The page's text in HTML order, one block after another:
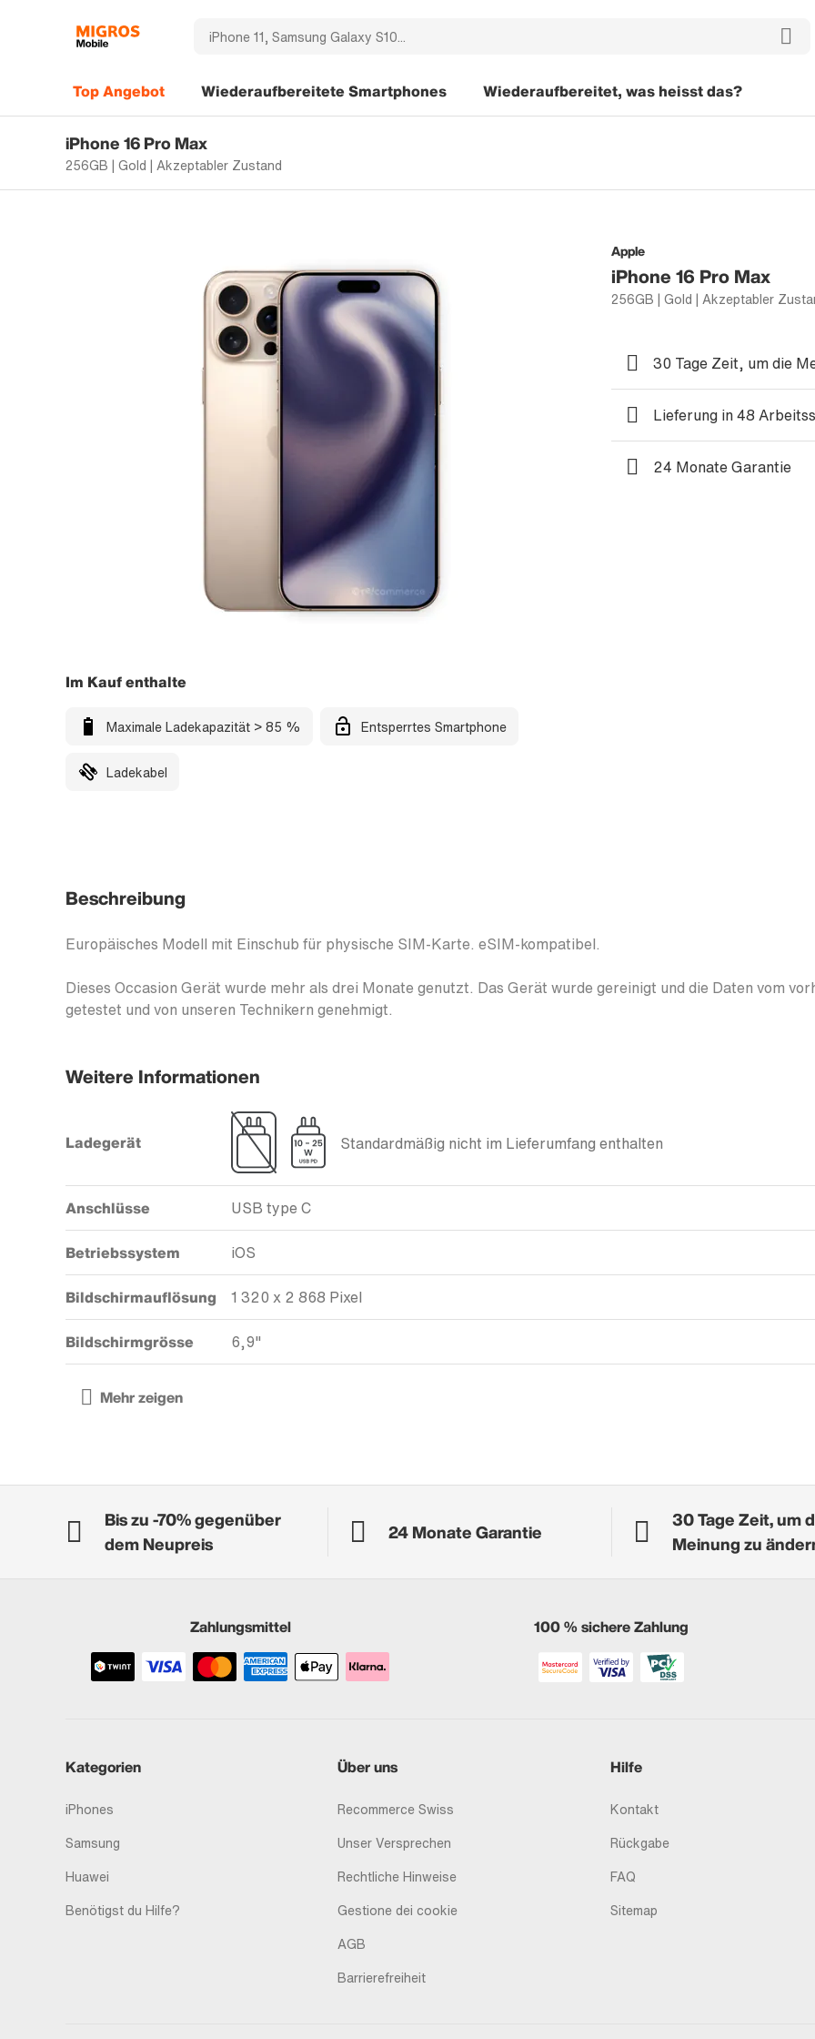
Top Angebot Wiederaufbereitete Smartphones Wiederaufbereitet, was heisst das?
iPhone 16 Pro Max
256GB | Gold | Akzeptabler Zustand
Apple
iPhone 16 Pro Max
256GB | Gold | Akzeptabler
Im Kauf enthalte
Maximale Ladekapazität > 85 % Entsperrtes Smartphone
Ladekabel
30 Tage Zeit, um die
Lieferung in 48
24 Monate Garantie
Beschreibung
Europäisches Modell mit Einschub für physische SIM-Karte. eSIM-kompatibel.
Dieses Occasion Gerät wurde mehr als drei Monate genutzt. Das Gerät wurde gereinigt und die Daten vom
getestet und von unseren Technikern genehmigt.
Weitere Informationen
Ladegerät Standardmäßig nicht im Lieferumfang enthalten
Anschlüsse USB type C
Betriebssystem iOS
Bildschirmauflösung 1 320 x 2 868 Pixel
Bildschirmgrösse 6,9"
Bis zu -70% gegenüber
dem Neupreis
24 Monate Garantie
30 Tage Zeit, um
Meinung zu
Zahlungsmittel 100 % sichere Zahlung
Kategorien
iPhones
Samsung
Huawei
Benötigst du Hilfe?
Über uns
Recommerce Swiss
Unser Versprechen
Rechtliche Hinweise
Gestione dei cookie
AGB
Barrierefreiheit
Hilfe
Kontakt
Rückgabe
FAQ
Sitemap